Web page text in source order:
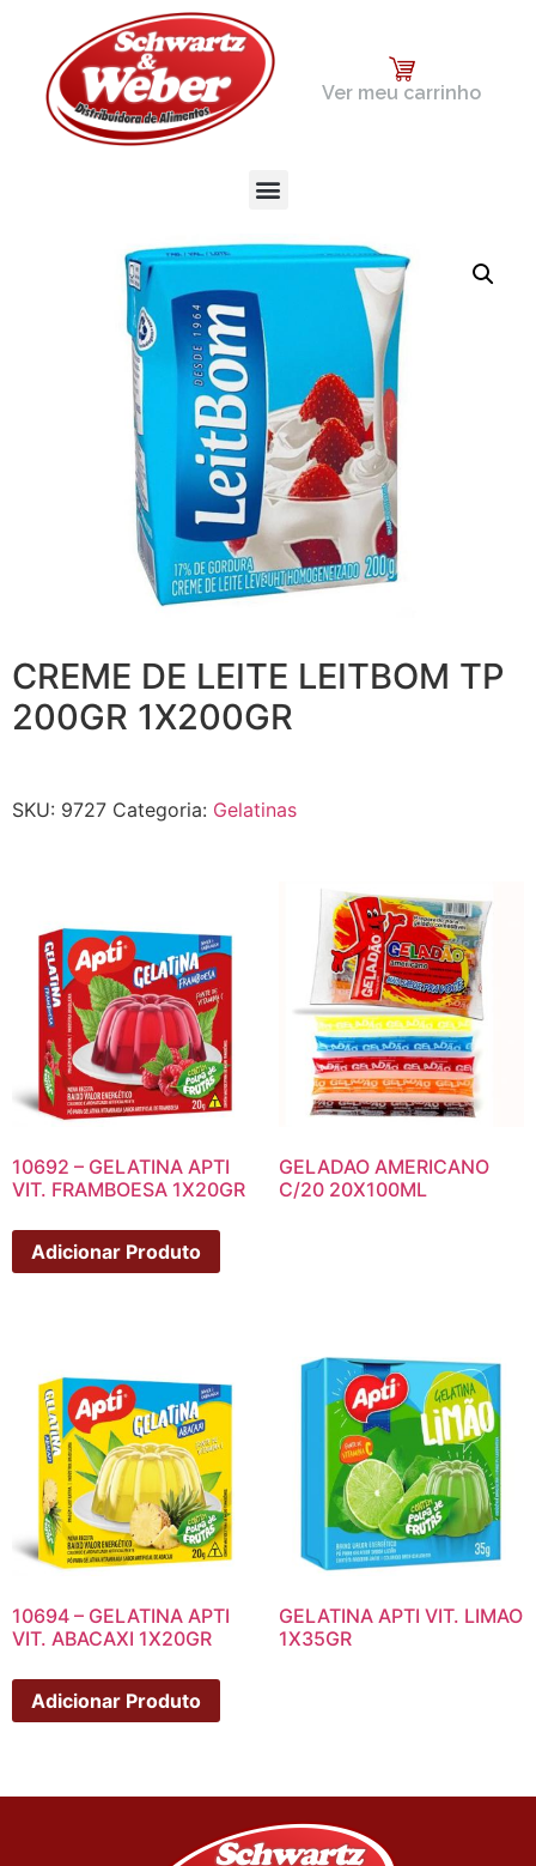
Ver meu carrinho
CREME DE LEITE LEITBOM TP
200GR 1X200GR
SKU: 9727 Categoria: Gelatinas
10692 – GELATINA APTI
VIT. FRAMBOESA 1X20GR
Adicionar Produto
GELADAO AMERICANO
C/20 20X100ML
10694 – GELATINA APTI
VIT. ABACAXI 1X20GR
Adicionar Produto
GELATINA APTI VIT. LIMAO
1X35GR